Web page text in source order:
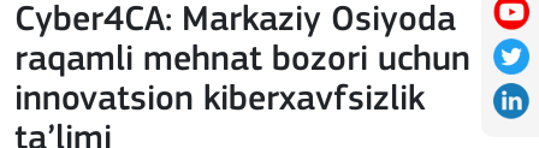
Cyber4CA: Markaziy Osiyoda
raqamli mehnat bozori uchun
innovatsion kiberxavfsizlik
ta’limi